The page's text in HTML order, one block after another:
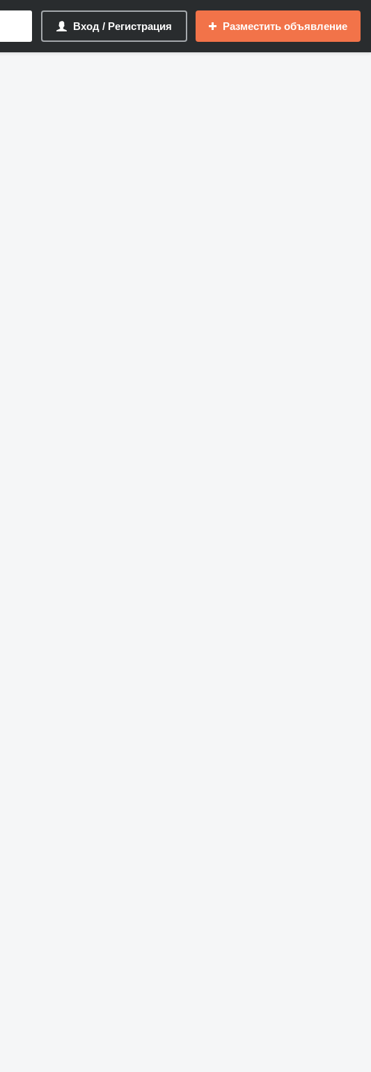
Вход / Регистрация Разместить объявление